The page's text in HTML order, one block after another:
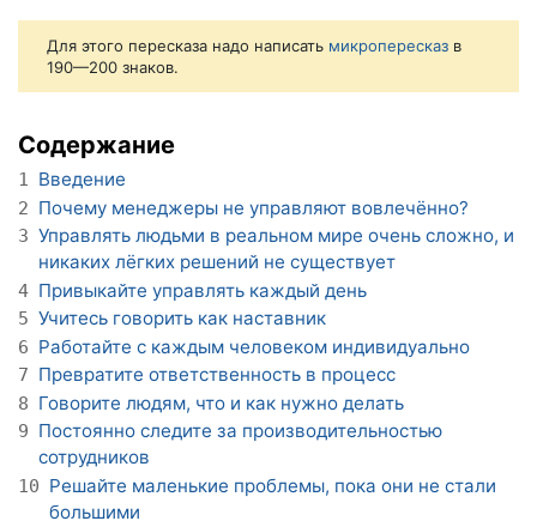
Для этого пересказа надо написать микропересказ в
190—200 знаков.
Содержание
1 Введение
2 Почему менеджеры не управляют вовлечённо?
3 Управлять людьми в реальном мире очень сложно, и
никаких лёгких решений не существует
4 Привыкайте управлять каждый день
5 Учитесь говорить как наставник
6 Работайте с каждым человеком индивидуально
7 Превратите ответственность в процесс
8 Говорите людям, что и как нужно делать
9 Постоянно следите за производительностью
сотрудников
10 Решайте маленькие проблемы, пока они не стали
большими